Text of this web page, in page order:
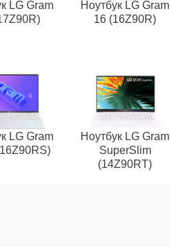
LG Gram
Ноутбук LG Gram
16 (16Z90R)
LG Gram
Ноутбук LG Gram
SuperSlim
(14Z90RT)